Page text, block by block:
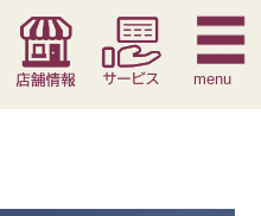
季節寝具 サービス
menu